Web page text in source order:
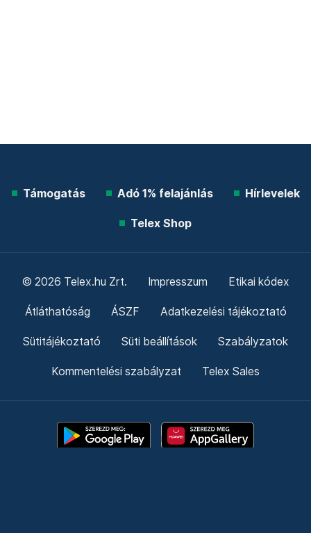
Támogatás Adó 1% felajánlás Hírlevelek
Telex Shop
© 2026 Telex.hu Zrt. Impresszum Etikai kódex
Átláthatóság ÁSZF Adatkezelési tájékoztató
Sütitájékoztató Süti beállítások Szabályzatok
Kommentelési szabályzat Telex Sales